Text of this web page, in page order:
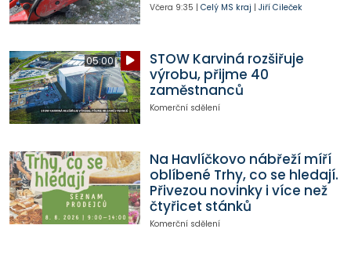
Včera 9:35 | Celý MS kraj | Jiří Cileček
05:00
STOW Karviná rozšiřuje
výrobu, přijme 40
zaměstnanců
Komerční sdělení
Na Havlíčkovo nábřeží míří
oblíbené Trhy, co se hledají.
Přivezou novinky i více než
čtyřicet stánků
Komerční sdělení